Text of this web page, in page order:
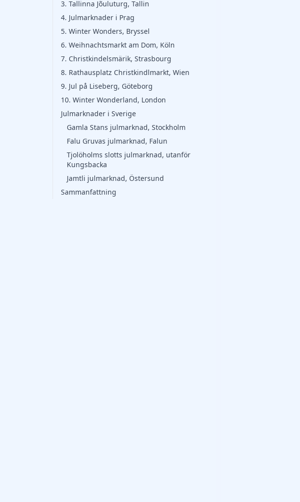
3. Tallinna Jõuluturg, Tallin
4. Julmarknader i Prag
5. Winter Wonders, Bryssel
6. Weihnachtsmarkt am Dom, Köln
7. Christkindelsmärik, Strasbourg
8. Rathausplatz Christkindlmarkt, Wien
9. Jul på Liseberg, Göteborg
10. Winter Wonderland, London
Julmarknader i Sverige
Gamla Stans julmarknad, Stockholm
Falu Gruvas julmarknad, Falun
Tjolöholms slotts julmarknad, utanför
Kungsbacka
Jamtli julmarknad, Östersund
Sammanfattning